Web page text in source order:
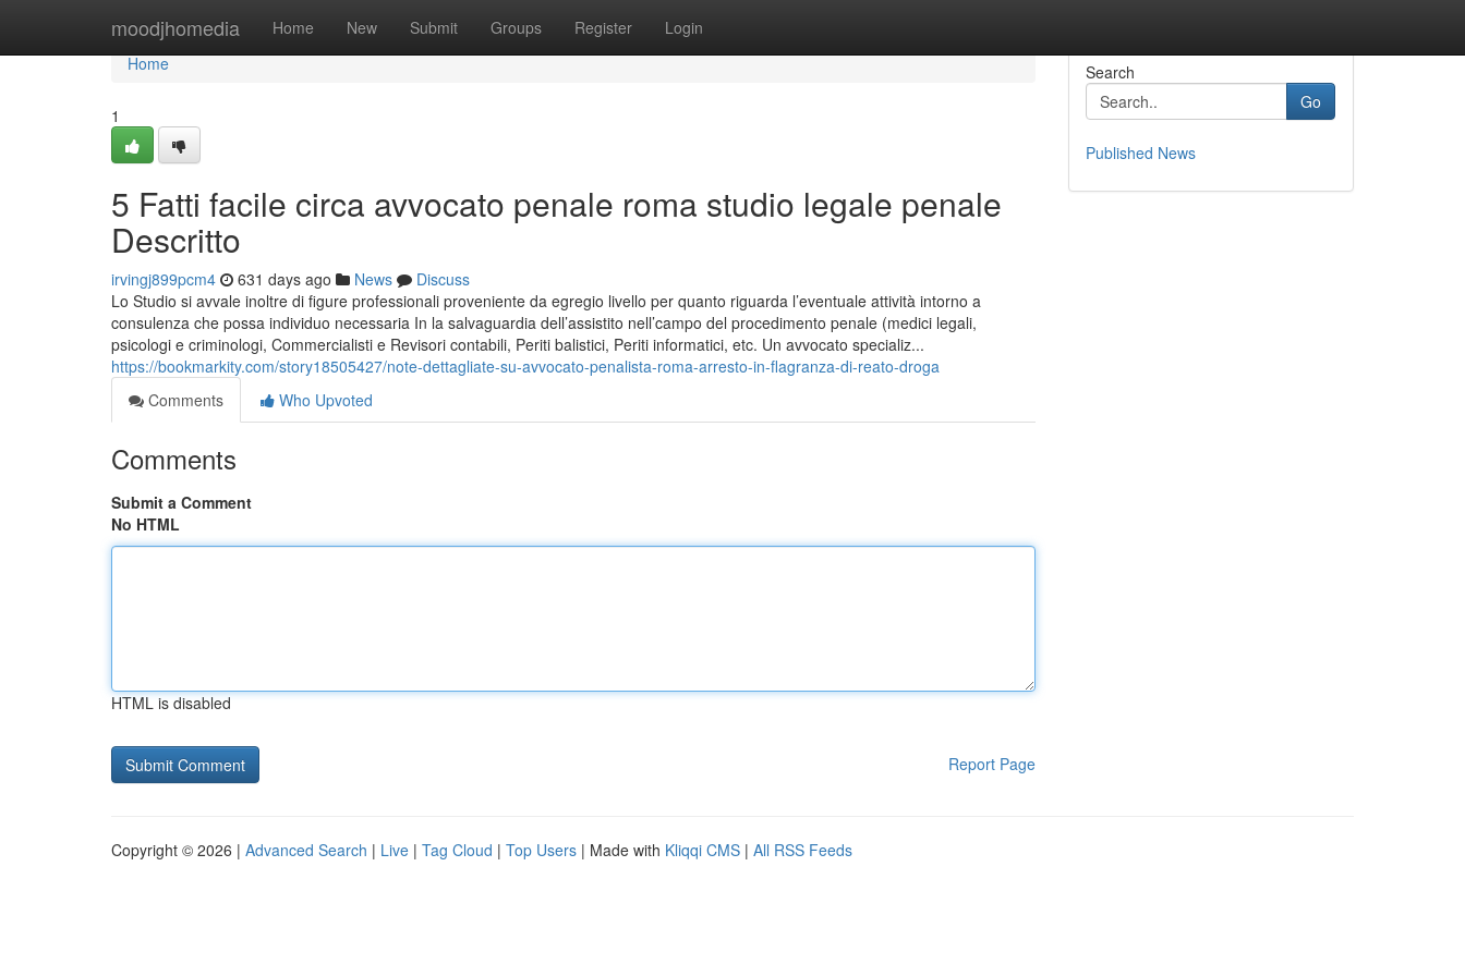
moodjhomedia Home New Submit Groups Register Login
Home
Home
1
5 Fatti facile circa avvocato penale roma studio legale penale
Descritto
irvingj899pcm4 631 days ago News
Discuss
Lo Studio si avvale inoltre di figure professionali proveniente da egregio livello per quanto riguarda l’eventuale attività intorno a
consulenza che possa individuo necessaria In la salvaguardia dell’assistito nell’campo del procedimento penale (medici legali,
psicologi e criminologi, Commercialisti e Revisori contabili, Periti balistici, Periti informatici, etc. Un avvocato specializ...
https://bookmarkity.com/story18505427/note-dettagliate-su-avvocato-penalista-roma-arresto-in-flagranza-di-reato-droga
Comments
Who Upvoted
Comments
Submit a Comment
No HTML
HTML is disabled
Report Page
Search
Go
Published News
Copyright © 2026 | Advanced Search | Live | Tag Cloud | Top Users | Made with Kliqqi CMS | All RSS Feeds